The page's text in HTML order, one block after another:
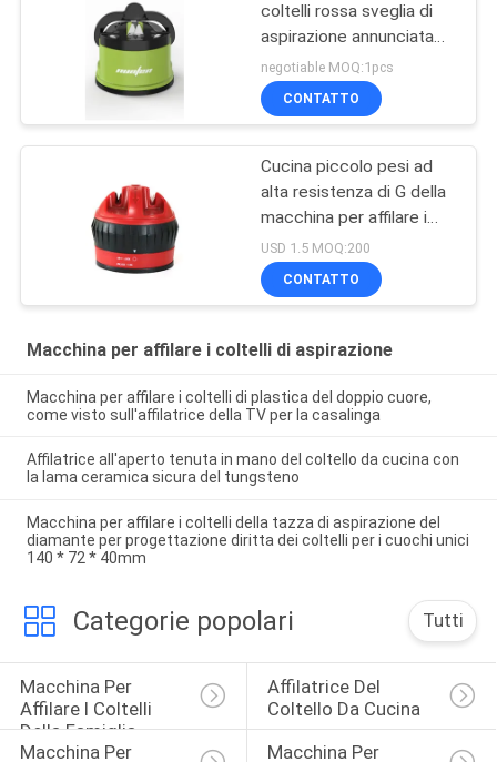
coltelli rossa sveglia di
aspirazione annunciata
sulla TV per i coltelli da
cucina messi
negotiable MOQ:1pcs
CONTATTO
Cucina piccolo pesi ad
alta resistenza di G della
macchina per affilare i
coltelli 52,6
USD 1.5 MOQ:200
CONTATTO
Macchina per affilare i coltelli di aspirazione
Macchina per affilare i coltelli di plastica del doppio cuore,
come visto sull'affilatrice della TV per la casalinga
Affilatrice all'aperto tenuta in mano del coltello da cucina con
la lama ceramica sicura del tungsteno
Macchina per affilare i coltelli della tazza di aspirazione del
diamante per progettazione diritta dei coltelli per i cuochi unici
140 * 72 * 40mm
Categorie popolari Tutti
Macchina Per
Affilare I Coltelli
Della Famiglia
Affilatrice Del
Coltello Da Cucina
Macchina Per
Macchina Per